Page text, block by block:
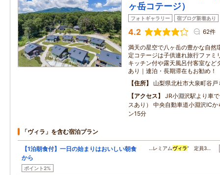
ヶ岳コテージ）
フォトギャラリー 宿ブログ新着あり
4.2 62件
満天の星空で八ヶ岳の豊かな自然
定コテージは子供連れ旅行ファミ
キッチン付や露天風呂付客室など
あり｜連泊・長期滞在もお勧め！
住所
山梨県北杜市大泉町谷戸
アクセス
JR小淵沢駅より車
スあり） 中央自動車道小淵沢IC
ン15分
「ヴィラ」を含む宿泊プラン
【1泊朝食付】一日の始まりはおいしい朝食
から
ポイント2%
…レミアムヴィラ” 定員3…